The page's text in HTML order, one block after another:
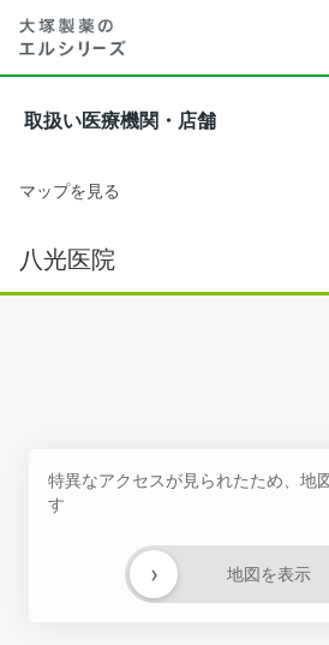
取扱い医療機関・店舗
マップを見る
八光医院
特異なアクセスが見られたため、地
す
地図を表示
›